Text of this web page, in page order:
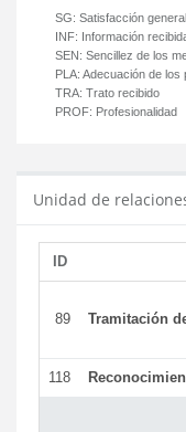
SG: Satisfacción general
INF: Información
SEN: Sencillez de los
PLA: Adecuación de los
TRA: Trato recibido
PROF: Profesionalidad
Unidad de
ID
89 Tramitación
118